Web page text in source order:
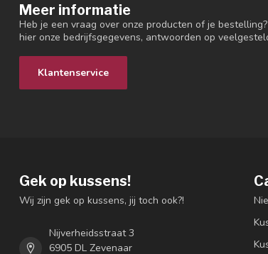
Meer informatie
Heb je een vraag over onze producten of je
hier onze bedrijfsgegevens, antwoorden op
Klantenservice
Gek op kussens!
Wij zijn gek op kussens, jij toch ook?!
Nijverheidsstraat 3
6905 DL Zevenaar